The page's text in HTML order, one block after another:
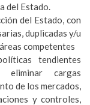
del Estado.
del Estado, con
duplicadas y/u
competentes
tendientes
eliminar cargas
de los mercados,
y controles,